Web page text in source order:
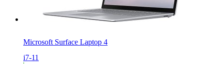
Microsoft Surface Laptop 4
i7-11